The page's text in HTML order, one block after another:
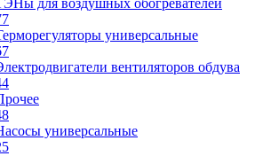
универсальные
вентиляторов обдува
универсальные